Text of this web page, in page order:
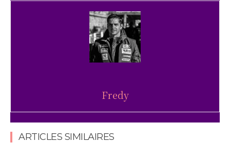
Ce complément alimentaire permet véritablement aux
utilisateurs d’atteindre leurs objectifs et de récupérer leurs
corps et leur santé. Il propose des résultats satisfaisants, et
cela, en un temps record. Cette cure minceur est des plus
fiables et produit des changements visibles. Nous
4.5/5 - (2 votes)
Fredy
ARTICLES SIMILAIRES